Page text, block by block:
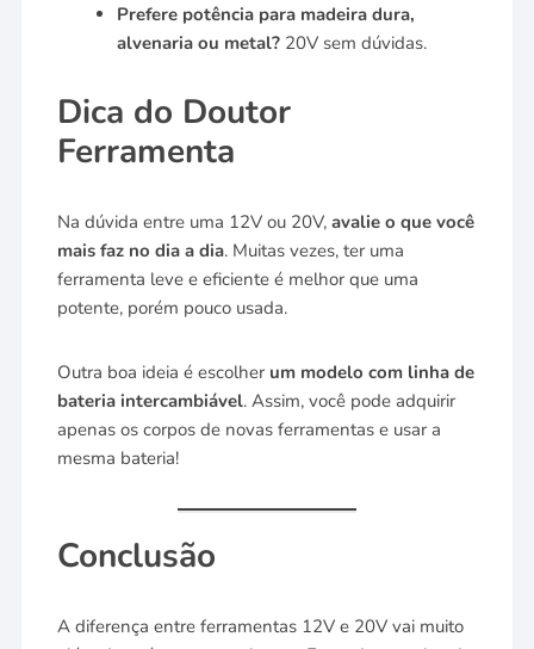
Prefere potência para madeira dura,
alvenaria ou metal? 20V sem dúvidas.
Dica do Doutor
Ferramenta
Na dúvida entre uma 12V ou 20V,avalie o que você
mais faz no dia a dia. Muitas vezes, ter uma
ferramenta leve e eficiente é melhor que uma
potente, porém pouco usada.
Outra boa ideia é escolher um modelo com linha de
bateria intercambiável. Assim, você pode adquirir
apenas os corpos de novas ferramentas e usar a
mesma bateria!
Conclusão
A diferença entre ferramentas 12V e 20V vai muito